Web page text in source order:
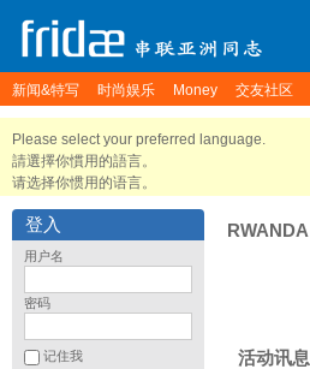
新闻&特写 时尚娱乐 Money 交友社区
Please select your preferred language.
請選擇你慣用的語言。
请选择你惯用的语言。
登入
用户名
密码
记住我
RWANDA
活动讯息